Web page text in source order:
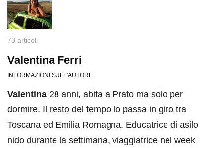
73 articoli
Valentina Ferri
INFORMAZIONI SULL'AUTORE
Valentina 28 anni, abita a Prato ma solo per
dormire. Il resto del tempo lo passa in giro tra
Toscana ed Emilia Romagna. Educatrice di asilo
nido durante la settimana, viaggiatrice nel week